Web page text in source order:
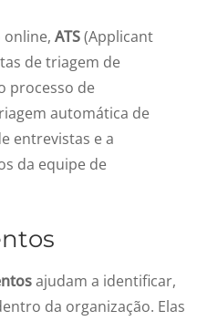
ATS(Applicant
de triagem de
processo de
automática de
entrevistas e a
da equipe de
ajudam a identificar,
da organização. Elas